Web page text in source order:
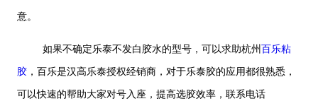
意。
如果不确定乐泰不发白胶水的型号，可以求助杭州 百乐粘
胶，百乐是汉高乐泰授权经销商，对于乐泰胶的应用都很熟悉，
可以快速的帮助大家对号入座，提高选胶效率，联系电话